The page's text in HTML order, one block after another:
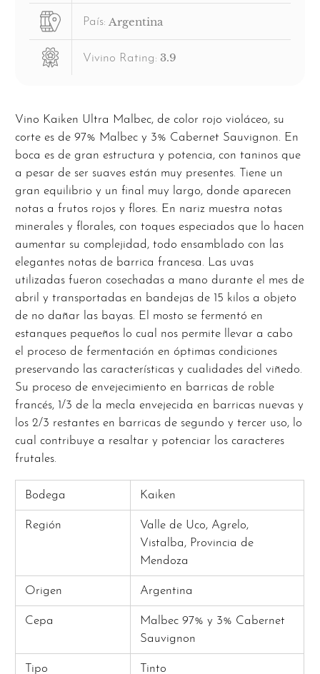
País: Argentina
Vivino Rating: 3.9
Vino Kaiken Ultra Malbec, de color rojo violáceo, su
corte es de 97% Malbec y 3% Cabernet Sauvignon. En
boca es de gran estructura y potencia, con taninos que
a pesar de ser suaves están muy presentes. Tiene un
gran equilibrio y un final muy largo, donde aparecen
notas a frutos rojos y flores. En nariz muestra notas
minerales y florales, con toques especiados que lo hacen
aumentar su complejidad, todo ensamblado con las
elegantes notas de barrica francesa. Las uvas
utilizadas fueron cosechadas a mano durante el mes de
abril y transportadas en bandejas de 15 kilos a objeto
de no dañar las bayas. El mosto se fermentó en
estanques pequeños lo cual nos permite llevar a cabo
el proceso de fermentación en óptimas condiciones
preservando las características y cualidades del viñedo.
Su proceso de envejecimiento en barricas de roble
francés, 1/3 de la mecla envejecida en barricas nuevas y
los 2/3 restantes en barricas de segundo y tercer uso, lo
cual contribuye a resaltar y potenciar los caracteres
frutales.
Bodega Kaiken
Región
Valle de Uco, Agrelo,
Vistalba, Provincia de
Mendoza
Origen Argentina
Cepa
Malbec 97% y 3% Cabernet
Sauvignon
Tipo Tinto